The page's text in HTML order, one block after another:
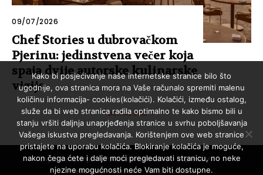
09/07/2026
Chef Stories u dubrovačkom
Pjerinu: jedinstvena večer koja
spaja dvije autorske kulinarske
vizije
UČITAJ VIŠE
Uvjeti korištenja Politika privatnosti
Impressum
Prenošenje sadržaja
Mapa stranice
Kako bi posjećivanje naše internetske stranice bilo što
ugodnije, ova stranica mora na Vaše računalo spremiti malenu
količinu informacija- cookies(kolačići). Kolačići, između ostalog,
služe da bi web stranica radila optimalno te kako bismo bili u
stanju vršiti daljnja unaprjeđenja stranice u svrhu poboljšavanja
Vašega iskustva pregledavanja. Korištenjem ove web stranice
pristajete na uporabu kolačića. Blokiranje kolačića je moguće,
nakon čega ćete i dalje moći pregledavati stranicu, no neke
njezine mogućnosti neće Vam biti dostupne.